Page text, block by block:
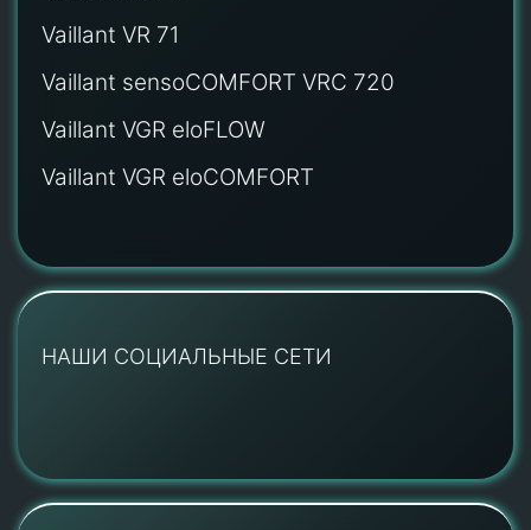
Vaillant VR 71
Vaillant sensoCOMFORT VRC 720
Vaillant VGR eloFLOW
Vaillant VGR eloCOMFORT
НАШИ СОЦИАЛЬНЫЕ СЕТИ